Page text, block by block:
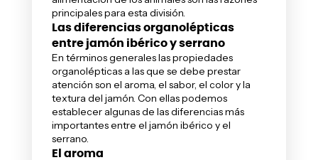
principales para esta división.
Las diferencias organolépticas
entre jamón ibérico y serrano
En términos generales las propiedades
organolépticas a las que se debe prestar
atención son el aroma, el sabor, el color y la
textura del jamón. Con ellas podemos
establecer algunas de las diferencias más
importantes entre el jamón ibérico y el
serrano.
El aroma